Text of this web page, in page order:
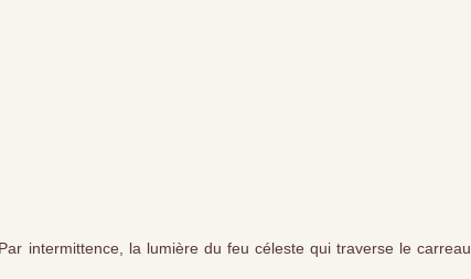
intermittence, la lumière du feu céleste qui traverse le carreau